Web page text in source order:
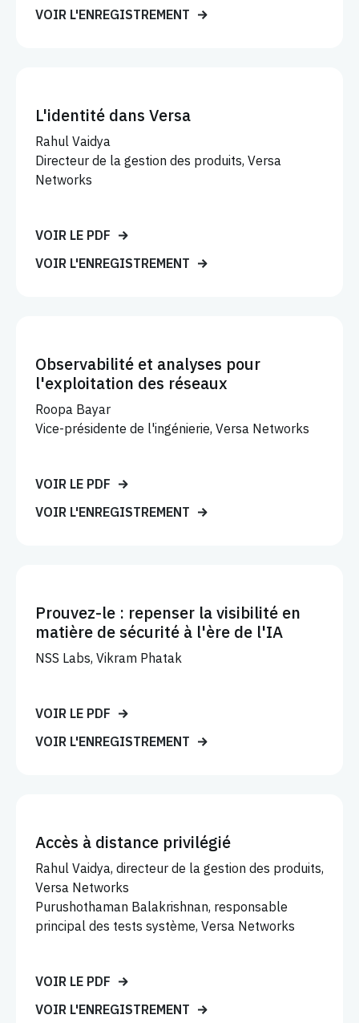
VOIR L'ENREGISTREMENT
L'identité dans Versa
Rahul Vaidya
Directeur de la gestion des produits, Versa
Networks
VOIR LE PDF
VOIR L'ENREGISTREMENT
Observabilité et analyses pour
l'exploitation des réseaux
Roopa Bayar
Vice-présidente de l'ingénierie, Versa Networks
VOIR LE PDF
VOIR L'ENREGISTREMENT
Prouvez-le : repenser la visibilité en
matière de sécurité à l'ère de l'IA
NSS Labs, Vikram Phatak
VOIR LE PDF
VOIR L'ENREGISTREMENT
Accès à distance privilégié
Rahul Vaidya, directeur de la gestion des produits,
Versa Networks
Purushothaman Balakrishnan, responsable
principal des tests système, Versa Networks
VOIR LE PDF
VOIR L'ENREGISTREMENT